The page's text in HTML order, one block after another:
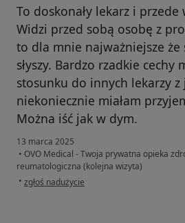
To doskonały lekarz i przede
Widzi przed sobą osobę z
to dla mnie najważniejsze że
słyszy. Bardzo rzadkie cechy
stosunku do innych lekarzy z
niekoniecznie miałam
Można iść jak w dym.
13 marca 2025
• OVO Medical - Twoja prywatna opieka
reumatologiczna (kolejna wizyta)
• w opinii użytkownika Edyta
zgłoś nadużycie